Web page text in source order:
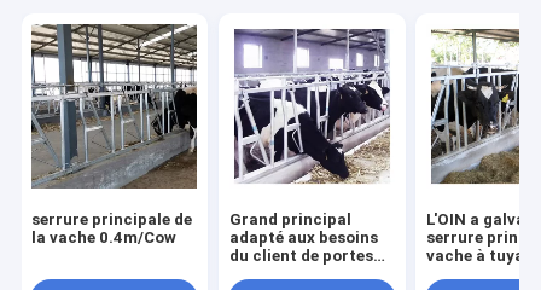
serrure principale de
la vache 0.4m/Cow
Grand principal
adapté aux besoins
du client de portes
L'OIN a
serrure
vache à tuyau